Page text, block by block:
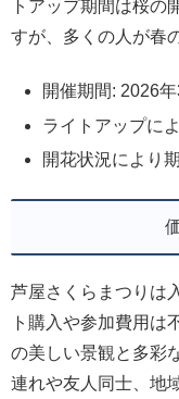
トアップ期間は桜の
すが、多くの人が春
開催期間: 2026
ライトアップに
開花状況により
芦屋さくらまつりは
ト購入や参加費用は
の美しい景観と多彩
連れや友人同士、地